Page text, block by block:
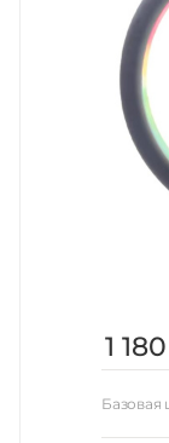
1 180
Базовая